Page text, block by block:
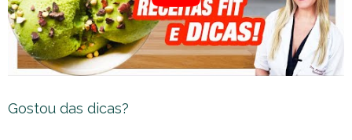
Gostou das dicas?